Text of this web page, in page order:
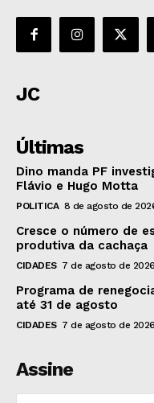
JC
Últimas
Dino manda PF
Flávio e Hugo Motta
POLITICA 8 de agosto de
Cresce o número de
produtiva da cachaça
CIDADES 7 de agosto de 2026
Programa de
até 31 de agosto
CIDADES 7 de agosto de 2026
Assine